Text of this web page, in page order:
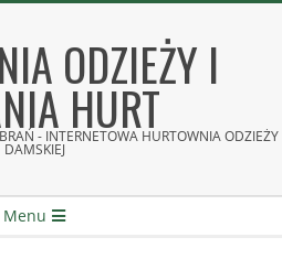
ODZIEŻY I
HURT
- INTERNETOWA HURTOWNIA ODZIEŻY
DAMSKIEJ
Menu